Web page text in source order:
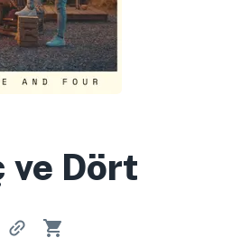
ve Dört